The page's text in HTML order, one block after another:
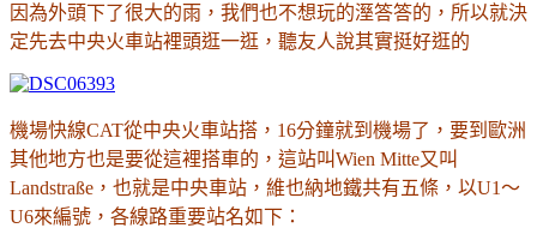
因為外頭下了很大的雨，我們也不想玩的溼答答的，所以就決
定先去中央火車站裡頭逛一逛，聽友人說其實挺好逛的
機場快線CAT從中央火車站搭，16分鐘就到機場了，要到歐洲
其他地方也是要從這裡搭車的，這站叫Wien Mitte又叫
Landstraße，也就是中央車站，維也納地鐵共有五條，以U1～
U6來編號，各線路重要站名如下：